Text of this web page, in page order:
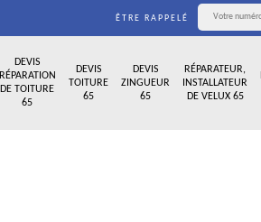
ÊTRE RAPPELÉ
DEVIS
RÉPARATION
DE TOITURE
65
DEVIS
TOITURE
65
DEVIS
ZINGUEUR
65
RÉPARATEUR,
INSTALLATEUR
DE VELUX 65